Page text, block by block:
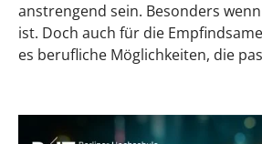
Sind Hochsensible
introvertiert?
Hochsensible Frauen im
anstrengend sein. Besonders
ist. Doch auch für die
es berufliche Möglichkeiten, die